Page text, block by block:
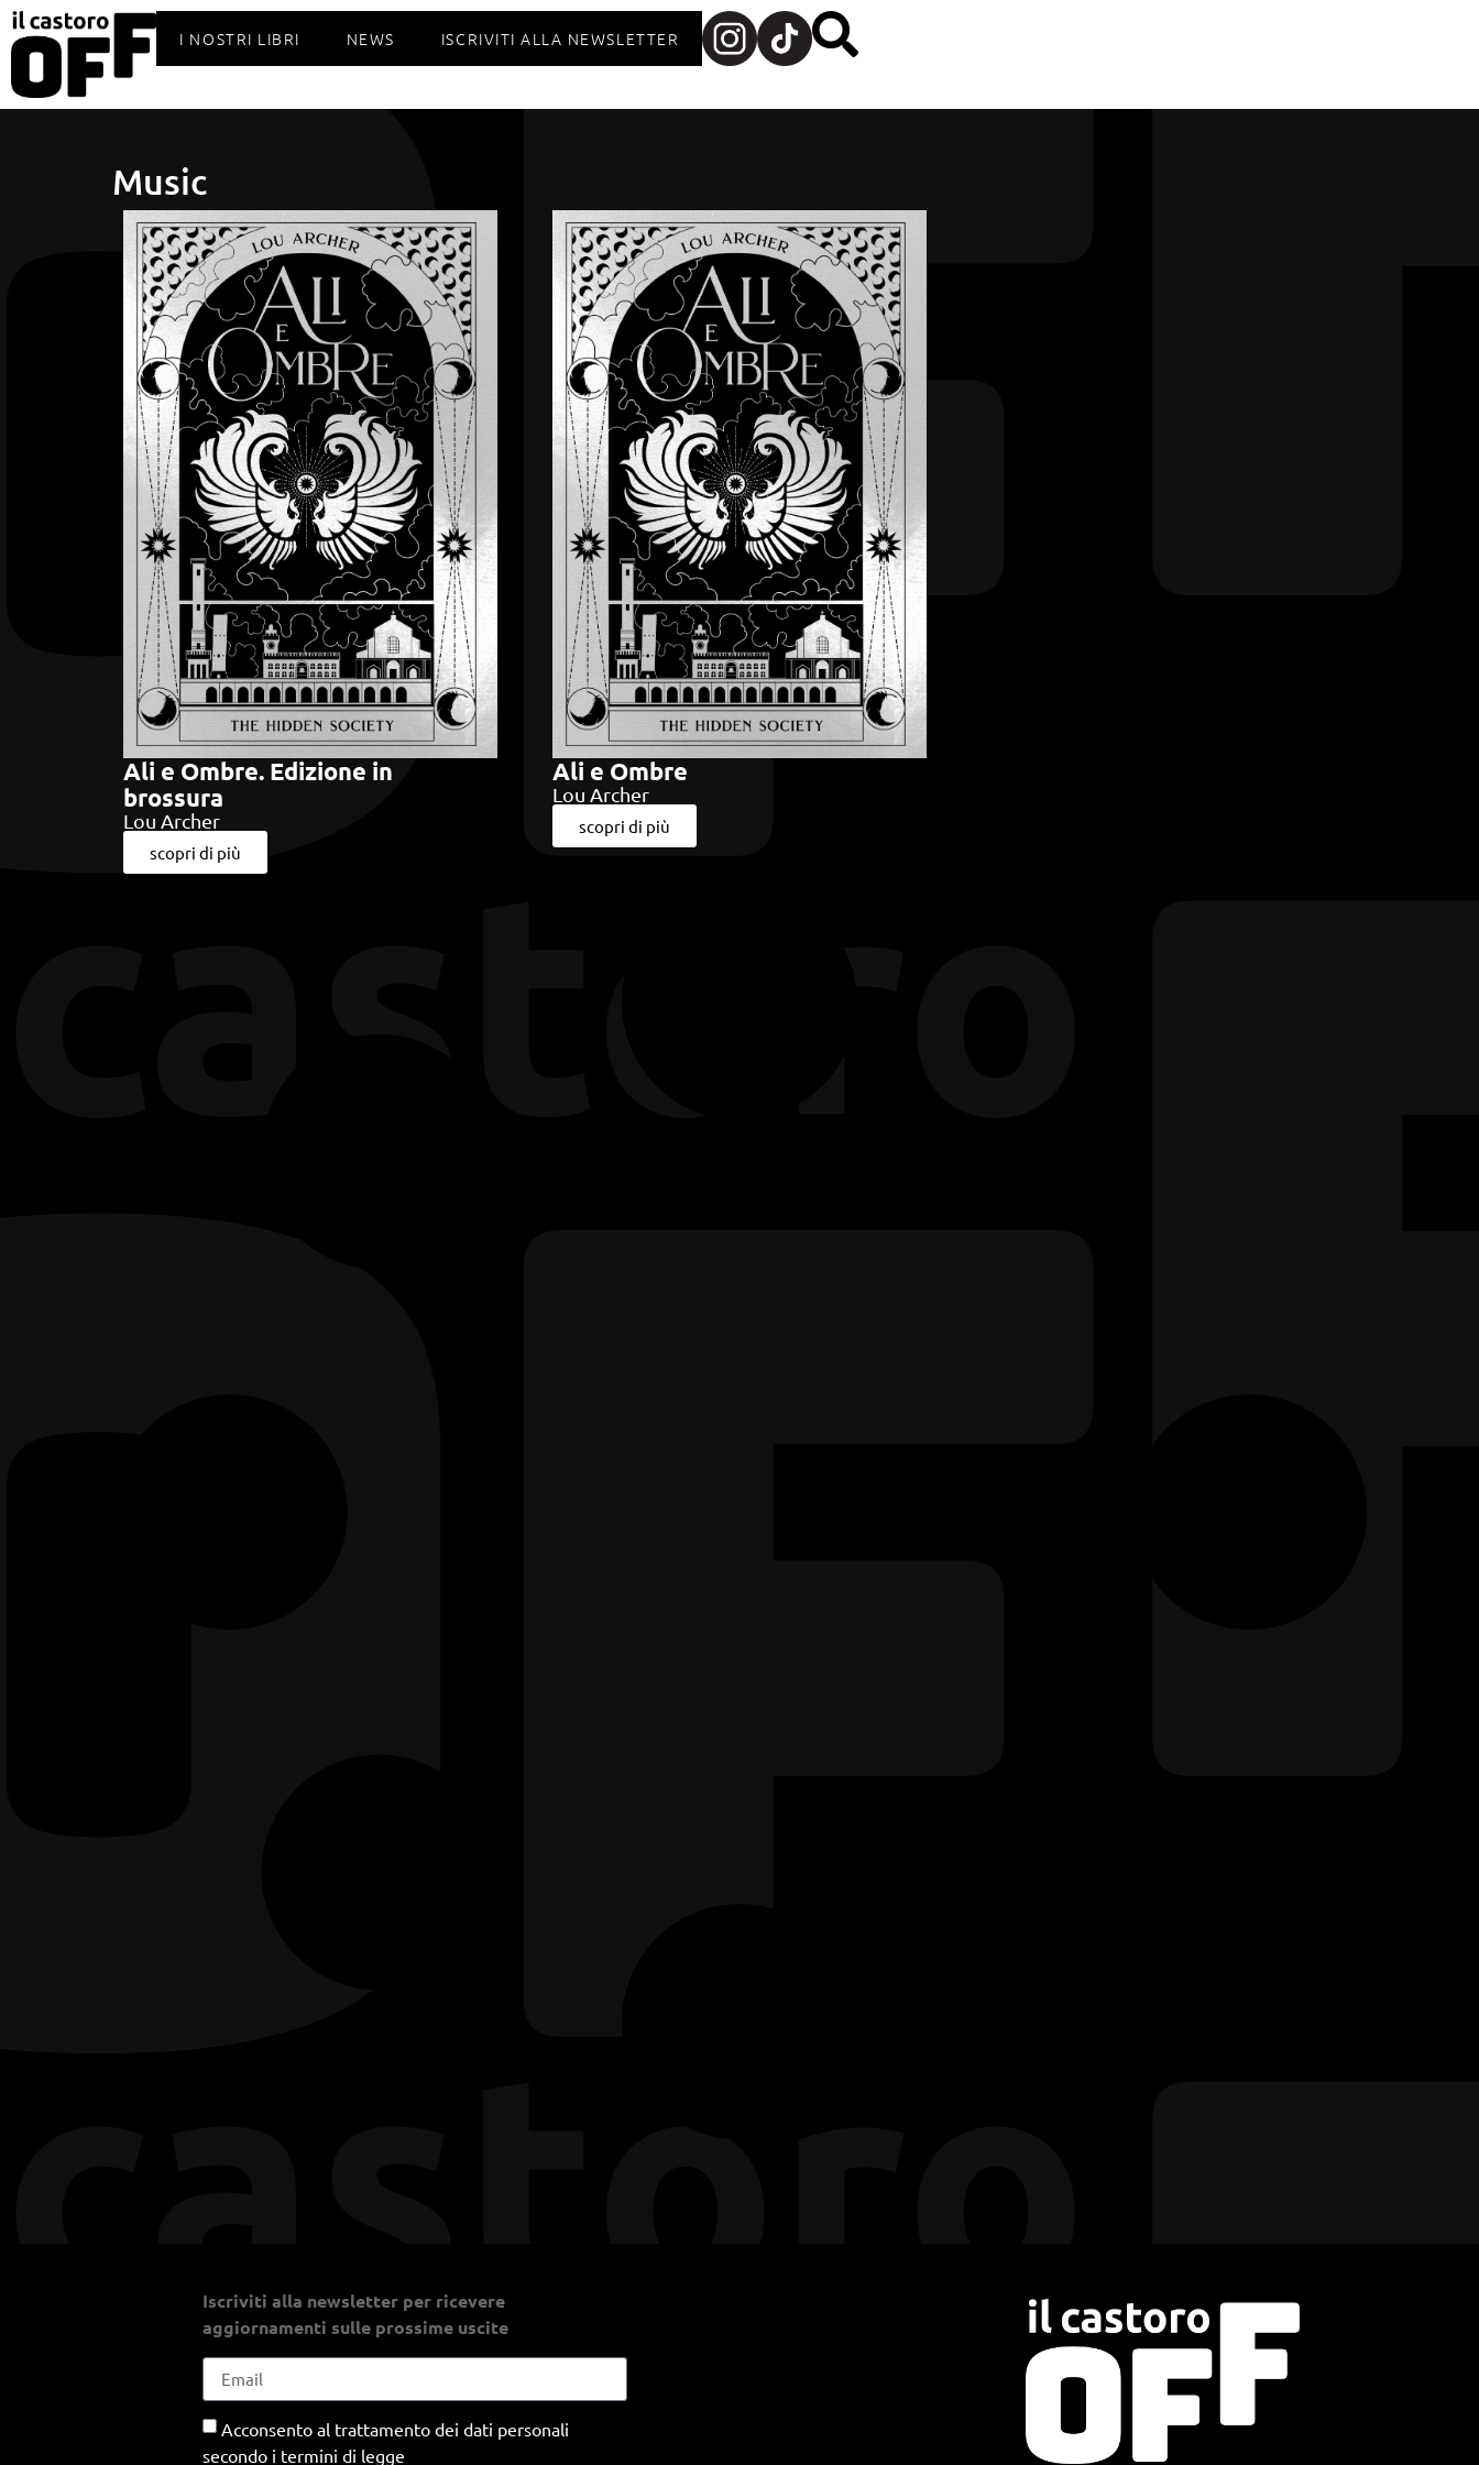
I NOSTRI LIBRI NEWS ISCRIVITI ALLA NEWSLETTER
Music
Ali e Ombre. Edizione in
brossura
Lou Archer
scopri di più
Ali e Ombre
Lou Archer
scopri di più
Iscriviti alla newsletter per ricevere
aggiornamenti sulle prossime uscite
Acconsento al trattamento dei dati personali
secondo i termini di legge